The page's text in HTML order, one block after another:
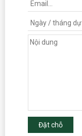
Đặt chỗ